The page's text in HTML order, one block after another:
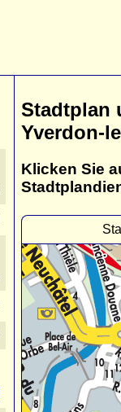
Stadtplan
Yverdon-
Klicken Sie